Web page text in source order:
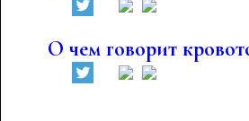
О чем говорит